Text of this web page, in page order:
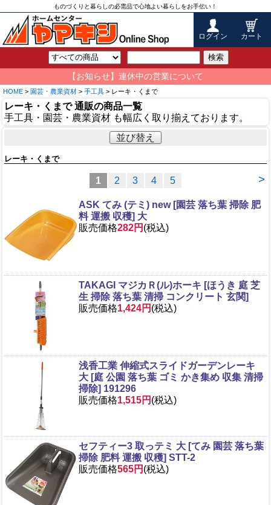
ものづくりと暮らしの必需品で心地よい暮らしをお手伝い！
ログイン カート
検索
【お知らせ】連休中の営業について
HOME > 園芸・農業資材 > 手工具 > レーキ・くまで
レーキ・くまで 通販の商品一覧
手工具・園芸・農業資材 も幅広く取り揃えております。
並び替え
レーキ・くまで
>
1 2 3 4 5
ASK てみ (テミ) new [園芸 落ち葉 掃除 肥
料 運搬 収穫] 大
販売価格282円 (税込)
TAKAGI マジカＲ(ル)ホーキ [ほうき 庭 芝
生 掃除 落ち葉 清掃 コンクリート 玄関]
販売価格1,424円 (税込)
浅香工業 伸縮式スライドガーデンレーキ
大 [庭 公園 落ち葉 ゴミ かき集め 収集 清掃
掃除] 191296
販売価格1,515円 (税込)
セフティー3 取っテミ 大 [てみ 園芸 落ち葉
掃除 肥料 運搬 収穫] STT-2
販売価格565円 (税込)